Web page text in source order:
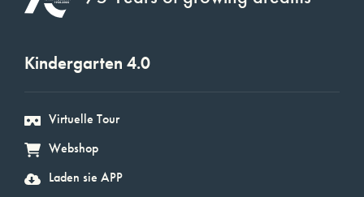
Kindergarten 4.0
Virtuelle Tour
Webshop
Laden sie APP